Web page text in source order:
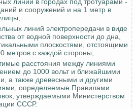
линий в городах под тротуарами -
и сооружений и на 1 метр в
линий электропередачи в виде
от водной поверхности до дна,
плоскостями, отстоящими
метров с каждой стороны;
расстояния между линиями
до 1000 вольт и ближайшими
а также древесными и другими
определяемые Правилами
утверждаемыми Министерством
СССР.